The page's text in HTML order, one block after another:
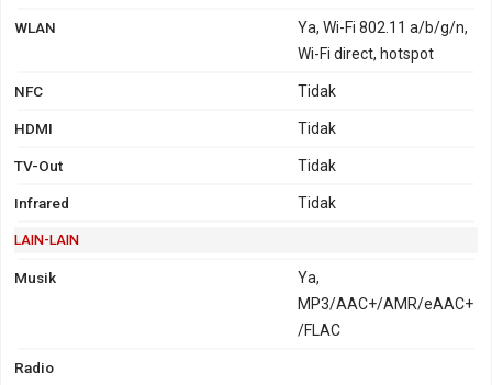
WLAN
Ya, Wi-Fi 802.11 a/b/g/n,
Wi-Fi direct, hotspot
NFC Tidak
HDMI Tidak
TV-Out Tidak
Infrared Tidak
LAIN-LAIN
Musik
Ya,
MP3/AAC+/AMR/eAAC+
/FLAC
Radio